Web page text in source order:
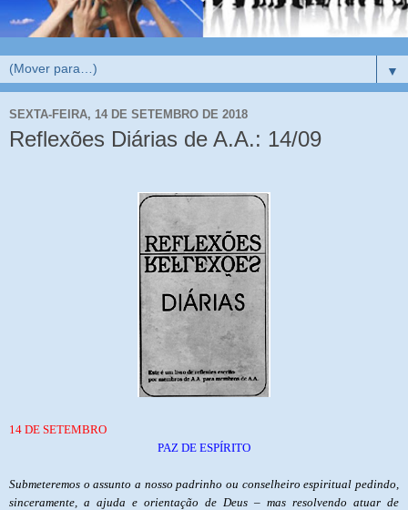
▼
SEXTA-FEIRA, 14 DE SETEMBRO DE 2018
Reflexões Diárias de A.A.: 14/09
14 DE SETEMBRO
PAZ DE ESPÍRITO
Submeteremos o assunto a nosso padrinho ou conselheiro espiritual pedindo,
sinceramente, a ajuda e orientação de Deus – mas resolvendo atuar de